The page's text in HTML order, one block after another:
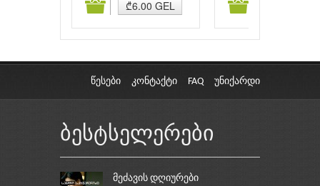
₾6.00 GEL
კალათაში დამატება კალათაში
წესები კონტაქტი FAQ უნიქარდი
ბესტსელერები
მეძავის დღიურები